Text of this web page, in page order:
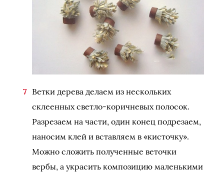
Ветки дерева делаем из нескольких
склеенных светло-коричневых полосок.
Разрезаем на части, один конец подрезаем,
наносим клей и вставляем в «кисточку».
Можно сложить полученные веточки
вербы, а украсить композицию маленькими